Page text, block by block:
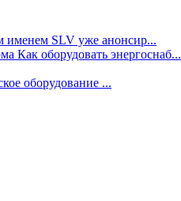
именем SLV уже анонсир...
Как оборудовать энергоснаб...
оборудование ...